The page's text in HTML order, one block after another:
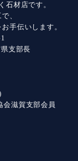
石材店です。
、
手伝いします。
支部長
滋賀支部会員